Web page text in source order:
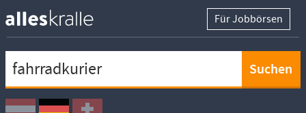
Für Jobbörsen
Ortssuche
Umkreissuche
Arbeitsform